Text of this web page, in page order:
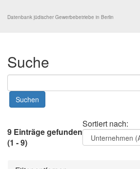
Datenbank jüdischer Gewerbebetriebe in Berlin
Suche
Sortiert nach:
9 Einträge gefunden
(1 - 9)